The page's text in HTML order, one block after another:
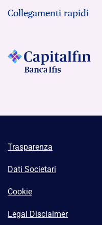
Collegamenti rapidi
Trasparenza
Dati Societari
Cookie
Legal Disclaimer